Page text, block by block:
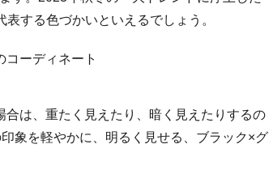
する色づかいといえるでしょう。
は、重たく見えたり、暗く見えたりするの
象を軽やかに、明るく見せる、ブラック×グ